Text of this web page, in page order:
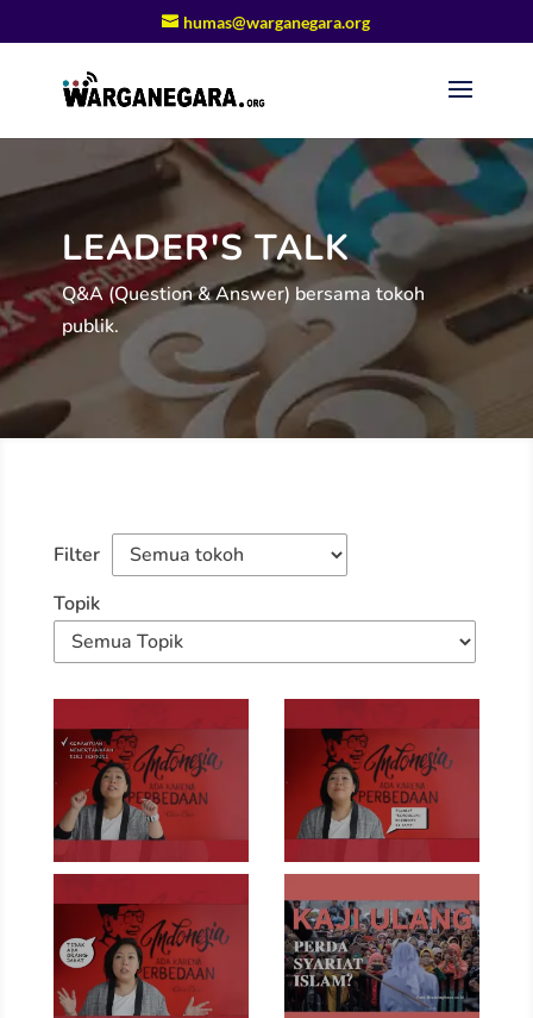
humas@warganegara.org
LEADER'S TALK
Q&A (Question & Answer) bersama tokoh
publik.
Filter
Topik